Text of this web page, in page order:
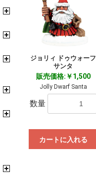
ジョリィ ドゥウォーフ
サンタ
販売価格:￥1,500
Jolly Dwarf Santa
数量
カートに入れる